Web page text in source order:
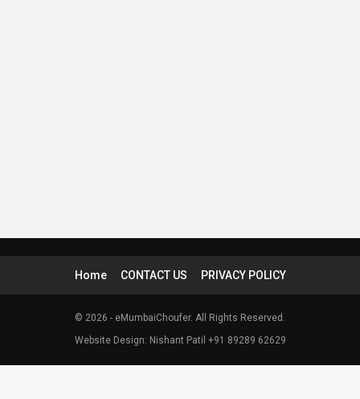
Home CONTACT US PRIVACY POLICY
© 2026 - eMumbaiChoufer. All Rights Reserved.
Website Design: Nishant Patil +91 89289 62629